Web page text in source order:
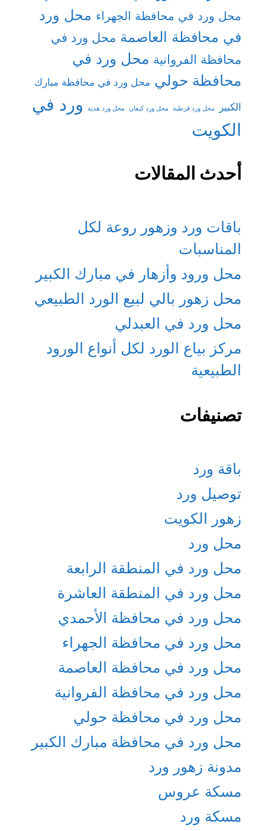
محل ورد في محافظة الجهراء محل ورد
في محافظة العاصمة محل ورد في
محافظة الفروانية محل ورد في
محافظة حولي محل ورد في محافظة مبارك
الكبير
محل ورد قرطبة محل ورد كيفان محل ورد هدية
ورد في
الكويت
أحدث المقالات
باقات ورد وزهور روعة لكل
المناسبات
محل ورود وأزهار في مبارك الكبير
محل زهور بالي لبيع الورد الطبيعي
محل ورد في العبدلي
مركز بياع الورد لكل أنواع الورود
الطبيعية
تصنيفات
باقة ورد
توصيل ورد
زهور الكويت
محل ورد
محل ورد في المنطقة الرابعة
محل ورد في المنطقة العاشرة
محل ورد في محافظة الأحمدي
محل ورد في محافظة الجهراء
محل ورد في محافظة العاصمة
محل ورد في محافظة الفروانية
محل ورد في محافظة حولي
محل ورد في محافظة مبارك الكبير
مدونة زهور ورد
مسكة عروس
مسكة ورد